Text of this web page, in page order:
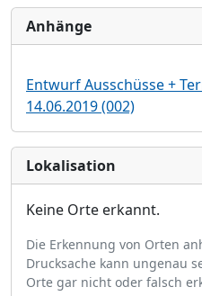
Anhänge
Entwurf Ausschüsse +
14.06.2019 (002)
Lokalisation
Keine Orte erkannt.
Die Erkennung von Orten
Drucksache kann ungenau
Orte gar nicht oder falsch